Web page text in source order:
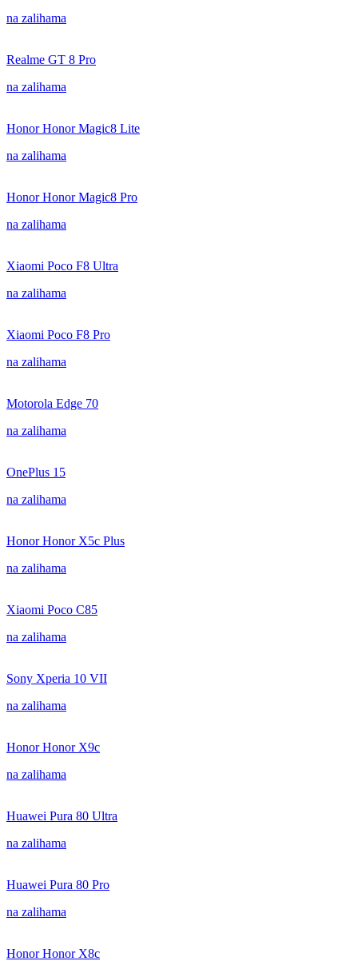
na zalihama
Realme GT 8 Pro
na zalihama
Honor Honor Magic8 Lite
na zalihama
Honor Honor Magic8 Pro
na zalihama
Xiaomi Poco F8 Ultra
na zalihama
Xiaomi Poco F8 Pro
na zalihama
Motorola Edge 70
na zalihama
OnePlus 15
na zalihama
Honor Honor X5c Plus
na zalihama
Xiaomi Poco C85
na zalihama
Sony Xperia 10 VII
na zalihama
Honor Honor X9c
na zalihama
Huawei Pura 80 Ultra
na zalihama
Huawei Pura 80 Pro
na zalihama
Honor Honor X8c